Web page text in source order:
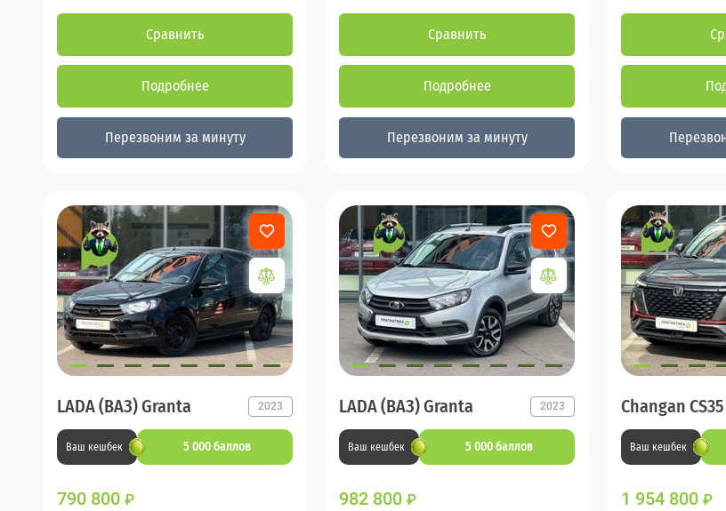
Сравнить
Подробнее
Перезвоним за минуту
Сравнить
Подробнее
Перезвоним за минуту
LADA (ВАЗ) Granta 2023
Ваш кешбек 5 000 баллов
790 800 ₽
LADA (ВАЗ) Granta 2023
Ваш кешбек 5 000 баллов
982 800 ₽
Changan
Ваш кешбек
1 954 800 ₽